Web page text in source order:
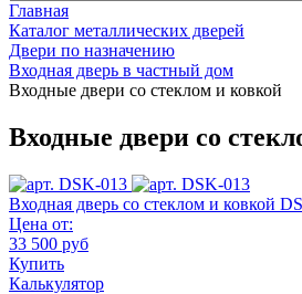
Главная
Каталог металлических дверей
Двери по назначению
Входная дверь в частный дом
Входные двери со стеклом и ковкой
Входные двери со
Входная дверь со стеклом и ковкой
Цена от:
33 500 руб
Купить
Калькулятор